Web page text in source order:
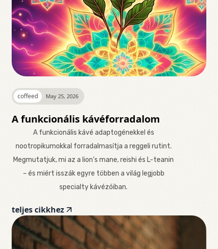
coffeed May 25, 2026
A funkcionális kávéforradalom
A funkcionális kávé adaptogénekkel és
nootropikumokkal forradalmasítja a reggeli rutint.
Megmutatjuk, mi az a lion's mane, reishi és L-teanin
– és miért isszák egyre többen a világ legjobb
specialty kávézóiban.
teljes cikkhez